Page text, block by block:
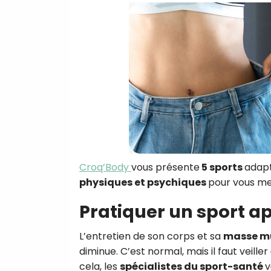
Croq’Bodyvous présente5 sports
physiques et psychiquespour vous
Pratiquer un sport
L’entretien de son corps et sa masse
diminue. C’est normal, mais il faut veiller
cela, les spécialistes du sport-santé